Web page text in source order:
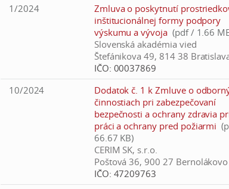
1/2024
Zmluva o poskytnutí
inštitucionálnej formy podpory
výskumu a vývoja (pdf / 1.66
Slovenská akadémia vied
Štefánikova 49, 814 38
IČO: 00037869
10/2024
Dodatok č. 1 k Zmluve o
činnostiach pri zabezpečovaní
bezpečnosti a ochrany zdravia
práci a ochrany pred požiarmi
66.67 KB)
CERIM SK, s.r.o.
Poštová 36, 900 27 Bernolákovo
IČO: 47209763